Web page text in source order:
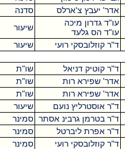
צ'ארלס
סדנה ה
מיכה
גלעד
שיעור ב
רועי
שיעור ג
דניאל שו"ת
רות
שו"ת
רות
שו"ת
נועם
שיעור ב
גרבינ אסתר
סמינר ב
ליברטל
סמינר א
רועי
סמינר ב